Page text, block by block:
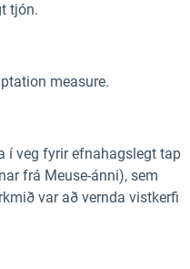
tjón.
measure.
í veg fyrir efnahagslegt tap
frá Meuse-ánni), sem
var að vernda vistkerfi